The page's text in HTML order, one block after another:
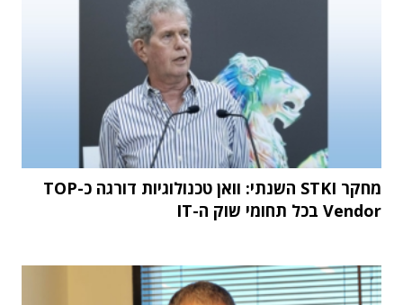
מחקר STKI השנתי: וואן טכנולוגיות דורגה כ-TOP
Vendor בכל תחומי שוק ה-IT